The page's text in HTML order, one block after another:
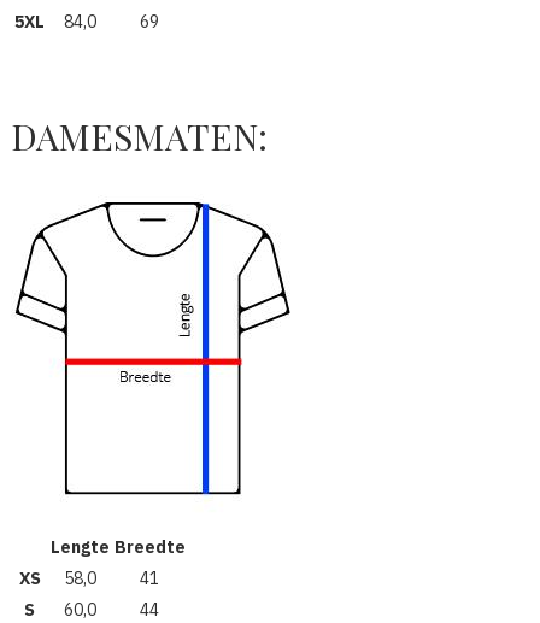
5XL
84,0 69
DAMESMATEN:
Lengte Breedte
XS
58,0
41
S
60,0
44